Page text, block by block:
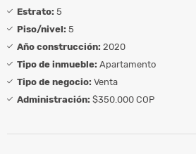
Estrato: 5
Piso/nivel: 5
Año construcción: 2020
Tipo de inmueble: Apartamento
Tipo de negocio: Venta
Administración: $350.000 COP